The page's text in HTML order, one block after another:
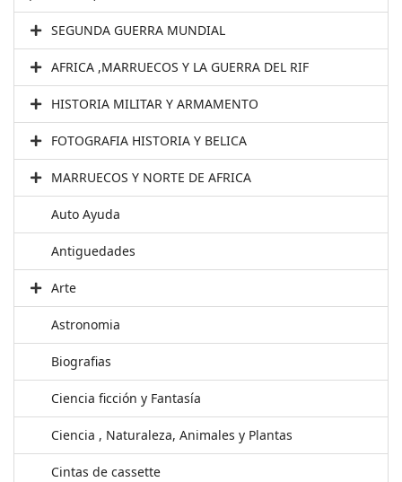
SEGUNDA GUERRA MUNDIAL
AFRICA ,MARRUECOS Y LA GUERRA DEL RIF
HISTORIA MILITAR Y ARMAMENTO
FOTOGRAFIA HISTORIA Y BELICA
MARRUECOS Y NORTE DE AFRICA
Auto Ayuda
Antiguedades
Arte
Astronomia
Biografias
Ciencia ficción y Fantasía
Ciencia , Naturaleza, Animales y Plantas
Cintas de cassette